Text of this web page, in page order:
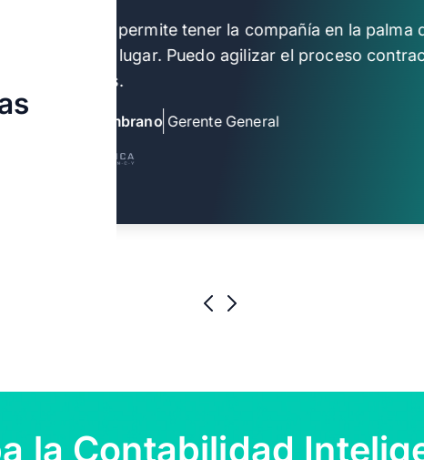
Alegra te permite tener la compañía en la palma
cualquier lugar. Puedo agilizar el proceso
segundos.
Javier Zambrano Gerente General
la Contabilidad